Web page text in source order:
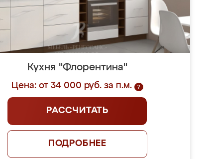
Кухня "Флорентина"
Цена: от 34 000 руб. за п.м. ?
РАССЧИТАТЬ
ПОДРОБНЕЕ